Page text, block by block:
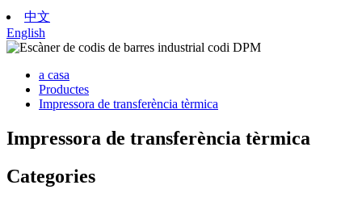
中文
English
a casa
Productes
Impressora de transferència tèrmica
Impressora de transferència tèrmica
Categories